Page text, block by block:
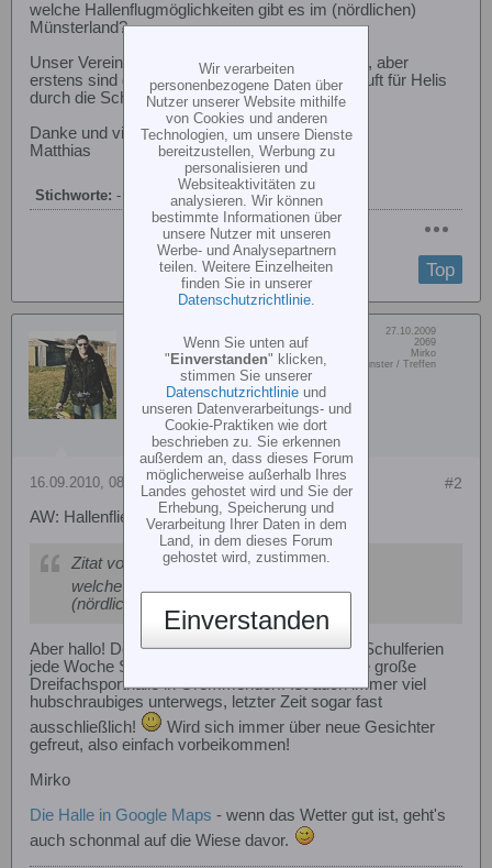
welche Hallenflugmöglichkeiten gibt es im (nördlichen)
Münsterland?
Unser Verein hat über den Winter auch Termine, aber
erstens sind die recht rar und zweitens ist die Luft für Helis
durch die Schaumwaffeln gefährlich.
Danke und viele Grüße
Matthias
Stichworte: -
Top
Mirkobeast
Senior Member
27.10.2009
Beiträge:
2069
Vorname:
Mirko
Wohn/Flugort:
FMSC Steinfurt / Münster / Treffen
#2
16.09.2010, 08:54
AW: Hallenfliegen im Münsterland?
Zitat von
quadedi
welche Hallenflugmöglichkeiten gibt es im
(nördlichen) Münsterland?
Aber hallo! Der MFK Münster hat außer in den Schulferien
jede Woche Samstag ca. 1030 bis 1300 Uhr die große
Dreifachsporthalle in Gremmendorf. Ist auch immer viel
hubschraubiges unterwegs, letzter Zeit sogar fast
ausschließlich!
Wird sich immer über neue Gesichter
gefreut, also einfach vorbeikommen!
Mirko
Die Halle in Google Maps - wenn das Wetter gut ist, geht's
auch schonmal auf die Wiese davor.
Wir verarbeiten
personenbezogene Daten über
Nutzer unserer Website mithilfe
von Cookies und anderen
Technologien, um unsere Dienste
bereitzustellen, Werbung zu
personalisieren und
Websiteaktivitäten zu
analysieren. Wir können
bestimmte Informationen über
unsere Nutzer mit unseren
Werbe- und Analysepartnern
teilen. Weitere Einzelheiten
finden Sie in unserer
Datenschutzrichtlinie.
Wenn Sie unten auf
"Einverstanden" klicken,
stimmen Sie unserer
Datenschutzrichtlinie und
unseren Datenverarbeitungs- und
Cookie-Praktiken wie dort
beschrieben zu. Sie erkennen
außerdem an, dass dieses Forum
möglicherweise außerhalb Ihres
Landes gehostet wird und Sie der
Erhebung, Speicherung und
Verarbeitung Ihrer Daten in dem
Land, in dem dieses Forum
gehostet wird, zustimmen.
Einverstanden